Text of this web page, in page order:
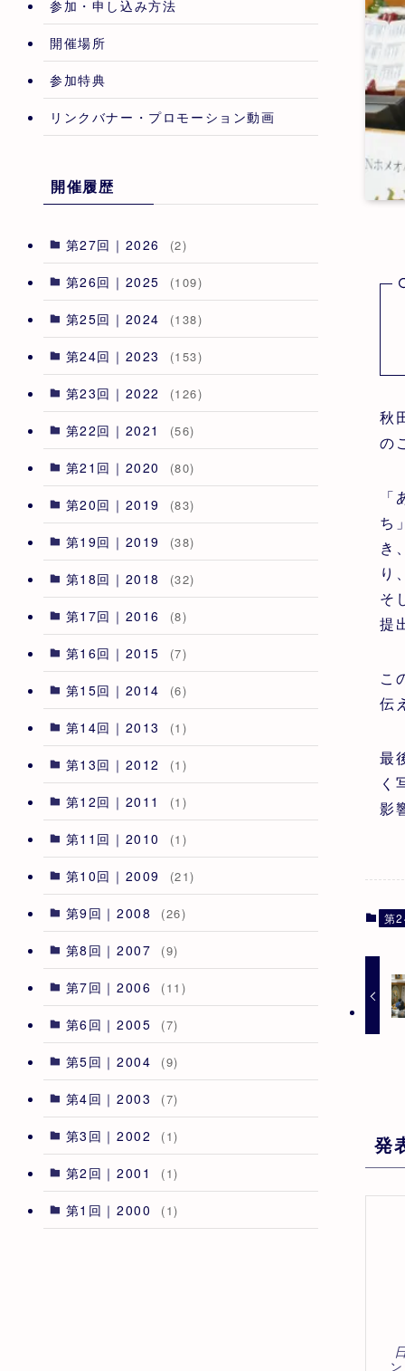
秋
の
ち
き
り
そ
提
こ
伝
最
く
影
第
発
参加・申し込み方法
開催場所
参加特典
リンクバナー・プロモーション動画
開催履歴
第27回｜2026 (2)
第26回｜2025 (109)
第25回｜2024 (138)
第24回｜2023 (153)
第23回｜2022 (126)
第22回｜2021 (56)
第21回｜2020 (80)
第20回｜2019 (83)
第19回｜2019 (38)
第18回｜2018 (32)
第17回｜2016 (8)
第16回｜2015 (7)
第15回｜2014 (6)
第14回｜2013 (1)
第13回｜2012 (1)
第12回｜2011 (1)
第11回｜2010 (1)
第10回｜2009 (21)
第9回｜2008 (26)
第8回｜2007 (9)
第7回｜2006 (11)
第6回｜2005 (7)
第5回｜2004 (9)
第4回｜2003 (7)
第3回｜2002 (1)
第2回｜2001 (1)
第1回｜2000 (1)